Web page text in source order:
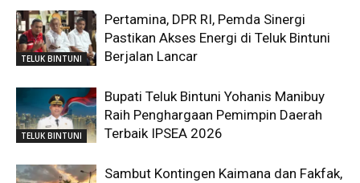
TELUK BINTUNI
Pertamina, DPR RI, Pemda Sinergi
Pastikan Akses Energi di Teluk Bintuni
Berjalan Lancar
TELUK BINTUNI
Bupati Teluk Bintuni Yohanis Manibuy
Raih Penghargaan Pemimpin Daerah
Terbaik IPSEA 2026
Sambut Kontingen Kaimana dan Fakfak,